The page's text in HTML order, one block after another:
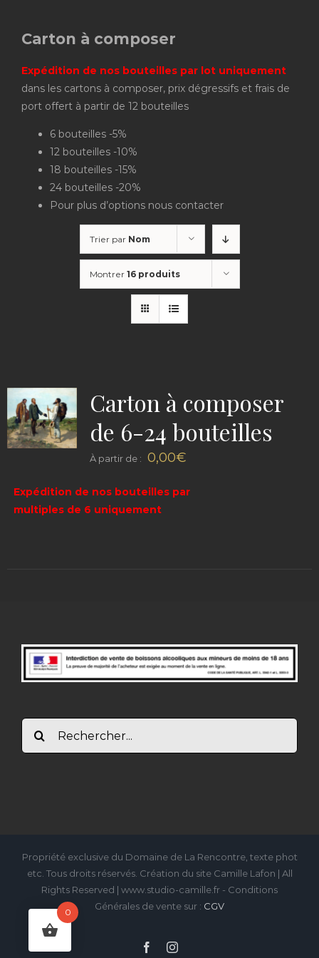
Carton à composer
Expédition de nos bouteilles par lot uniquement
dans les cartons à composer, prix dégressifs et frais de
port offert à partir de 12 bouteilles
6 bouteilles -5%
12 bouteilles -10%
18 bouteilles -15%
24 bouteilles -20%
Pour plus d’options nous contacter
Trier par Nom
Montrer 16 produits
Carton à composer
de 6-24 bouteilles
À partir de : 0,00€
Expédition de nos bouteilles par
multiples de 6 uniquement
Rechercher:
Propriété exclusive du Domaine de La Rencontre, texte phot
etc. Tous droits réservés. Création du site Camille Lafon | All
Rights Reserved | www.studio-camille.fr - Conditions
Générales de vente sur : CGV
FacebookInstagram
0